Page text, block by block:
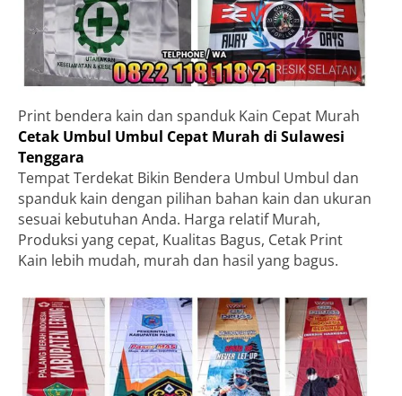
Print bendera kain dan spanduk Kain Cepat Murah
Cetak Umbul Umbul Cepat Murah di Sulawesi
Tenggara
Tempat Terdekat Bikin Bendera Umbul Umbul dan
spanduk kain dengan pilihan bahan kain dan ukuran
sesuai kebutuhan Anda. Harga relatif Murah,
Produksi yang cepat, Kualitas Bagus, Cetak Print
Kain lebih mudah, murah dan hasil yang bagus.